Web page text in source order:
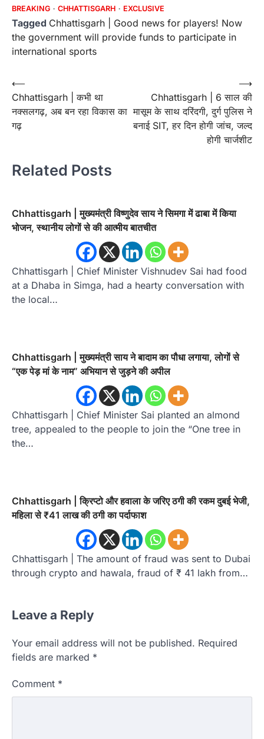
BREAKING CHHATTISGARH EXCLUSIVE
Tagged Chhattisgarh | Good news for players! Now
the government will provide funds to participate in
international sports
Post
navigation
⟵
Chhattisgarh | कभी था
नक्सलगढ़, अब बन रहा विकास का
गढ़
Chhattisgarh | 6 साल की
मासूम के साथ दरिंदगी, दुर्ग पुलिस ने
बनाई SIT, हर दिन होगी जांच, जल्द
होगी चार्जशीट
⟶
Related Posts
Chhattisgarh | मुख्यमंत्री विष्णुदेव साय ने सिमगा में ढाबा में किया
भोजन, स्थानीय लोगों से की आत्मीय बातचीत
Chhattisgarh | Chief Minister Vishnudev Sai had food
at a Dhaba in Simga, had a hearty conversation with
the local…
Chhattisgarh | मुख्यमंत्री साय ने बादाम का पौधा लगाया, लोगों से
“एक पेड़ मां के नाम” अभियान से जुड़ने की अपील
Chhattisgarh | Chief Minister Sai planted an almond
tree, appealed to the people to join the “One tree in
the…
Chhattisgarh | क्रिप्टो और हवाला के जरिए ठगी की रकम दुबई भेजी,
महिला से ₹41 लाख की ठगी का पर्दाफाश
Chhattisgarh | The amount of fraud was sent to Dubai
through crypto and hawala, fraud of ₹ 41 lakh from…
Leave a Reply
Your email address will not be published. Required
fields are marked *
Comment *